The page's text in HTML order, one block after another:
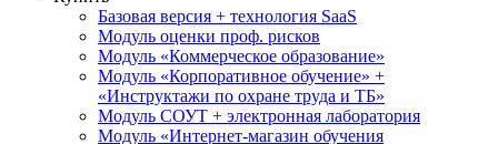
Базовая версия + технология SaaS
Модуль оценки проф. рисков
Модуль «Коммерческое образование»
Модуль «Корпоративное обучение» +
«Инструктажи по охране труда и ТБ»
Модуль СОУТ + электронная лаборатория
Модуль «Интернет-магазин обучения